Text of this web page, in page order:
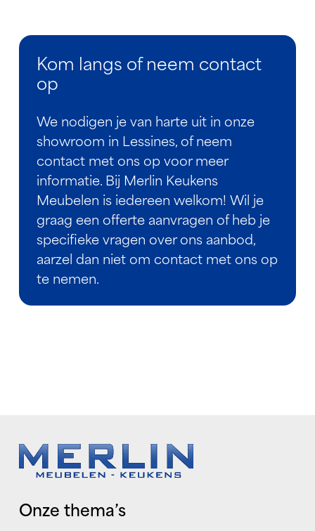
Kom langs of neem contact
op
We nodigen je van harte uit in onze
showroom in Lessines, of neem
contact met ons op voor meer
informatie. Bij Merlin Keukens
Meubelen is iedereen welkom! Wil je
graag een offerte aanvragen of heb je
specifieke vragen over ons aanbod,
aarzel dan niet om contact met ons op
te nemen.
Onze thema’s